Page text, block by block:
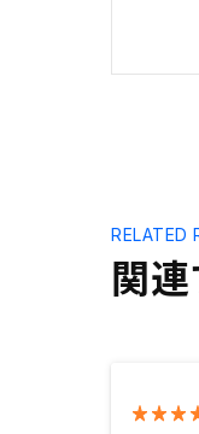
関連
RELATED